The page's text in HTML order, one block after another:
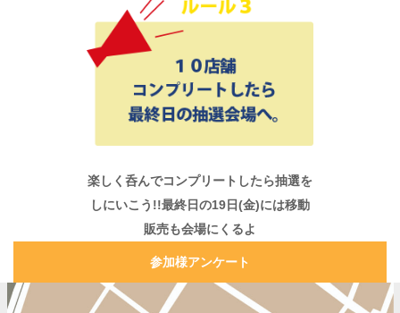
楽しく呑んでコンプリートしたら抽選を
しにいこう!!最終日の19日(金)には移動
販売も会場にくるよ
参加様アンケート